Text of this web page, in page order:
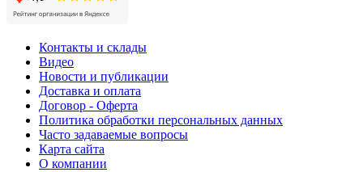
Контакты и склады
Видео
Новости и публикации
Доставка и оплата
Договор - Оферта
Политика обработки персональных данных
Часто задаваемые вопросы
Карта сайта
О компании